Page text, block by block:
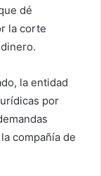
dé
la corte
la entidad
por
compañía de